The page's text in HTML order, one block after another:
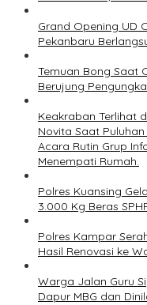
Grand Opening UD
Pekanbaru
Temuan Bong Saat
Berujung
Keakraban Terlihat
Novita Saat
Acara Rutin Grup
Menempati Rumah.
Polres Kuansing
3.000 Kg Beras
Polres Kampar
Hasil Renovasi ke
Warga Jalan Guru
Dapur MBG dan